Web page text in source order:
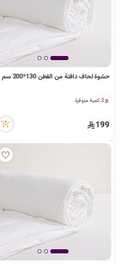
حشوة لحاف دافئة من القطن 130*200 سم
2 كمية متوفرة
2 كمية متوفرة
199